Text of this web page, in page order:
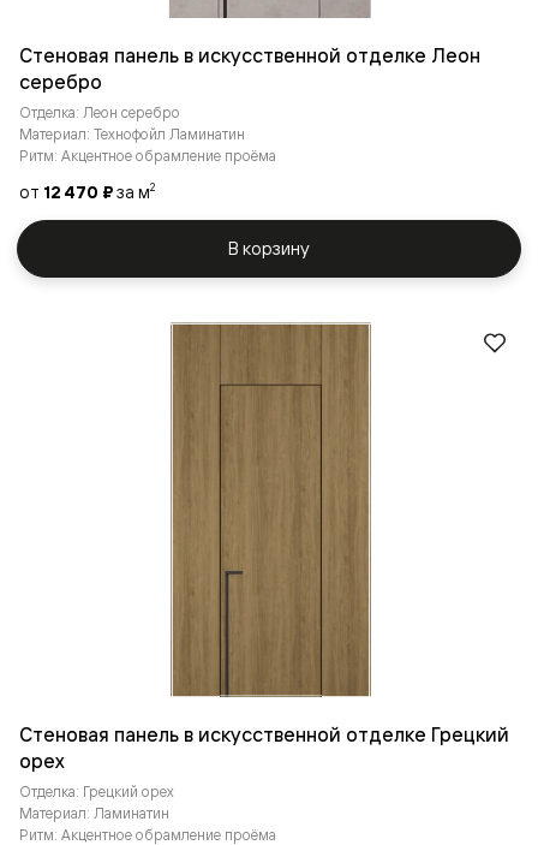
Стеновая панель в искусственной отделке Леон
серебро
Отделка: Леон серебро
Материал: Технофойл Ламинатин
Ритм: Акцентное обрамление проёма
от 12 470 ₽за м2
В корзину
Стеновая панель в искусственной отделке Грецкий
орех
Отделка: Грецкий орех
Материал: Ламинатин
Ритм: Акцентное обрамление проёма